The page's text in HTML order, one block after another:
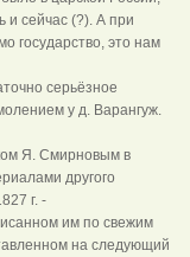
и сейчас (?). А при
государство, это нам
серьёзное
у д. Варангуж.
Я. Смирновым в
другого
г. -
им по свежим
на следующий